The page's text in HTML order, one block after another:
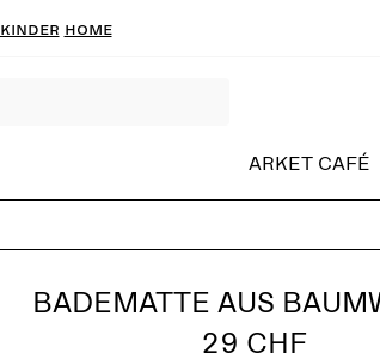
KINDER HOME
ARKET CAFÉ
BADEMATTE AUS
29 CHF